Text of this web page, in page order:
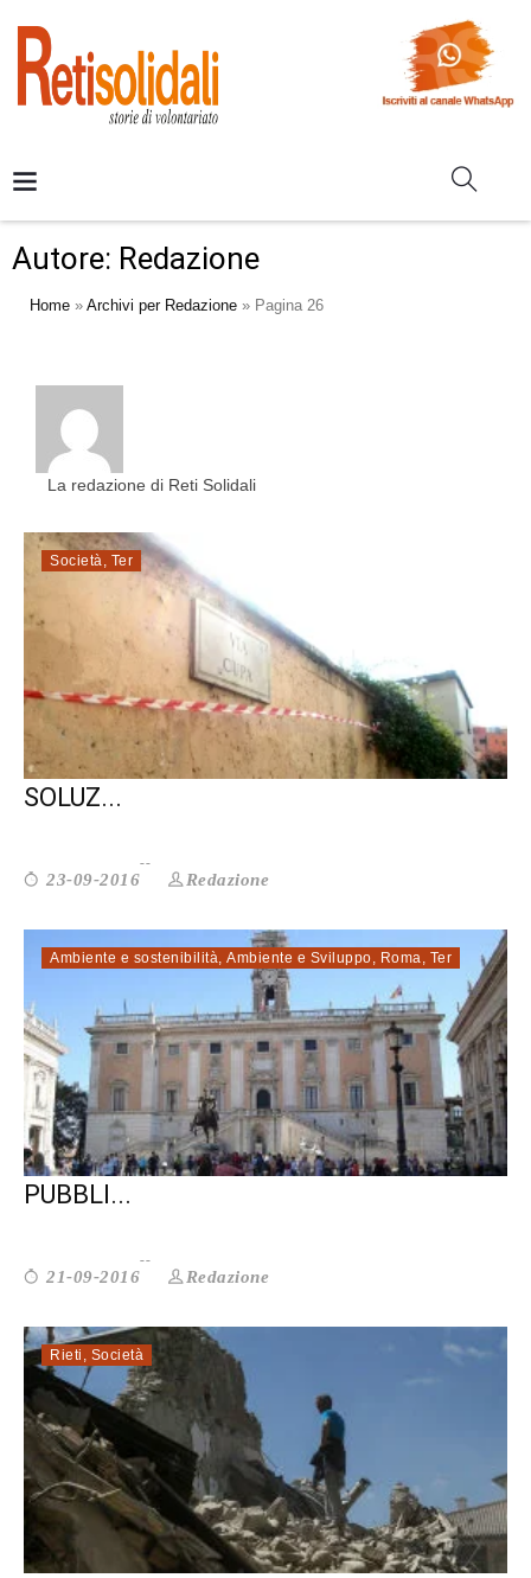
Autore: Redazione
Home » Archivi per Redazione » Pagina 26
La redazione di Reti Solidali
Società, Ter
ACCOGLIENZA DEI TRANSITANTI: LE
SOLUZ...
23-09-2016 Redazione
Ambiente e sostenibilità, Ambiente e Sviluppo, Roma, Ter
ROMA. LE PERIFERIE CHIEDONO LA
PUBBLI...
21-09-2016 Redazione
Rieti , Società
ALL’IMPROVVISO